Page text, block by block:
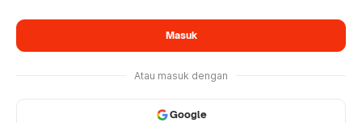
Masuk
Atau masuk dengan
Google